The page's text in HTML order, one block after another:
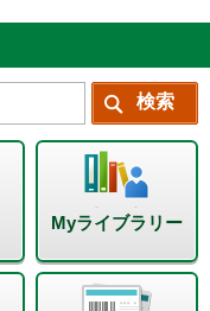
Myライブラリー